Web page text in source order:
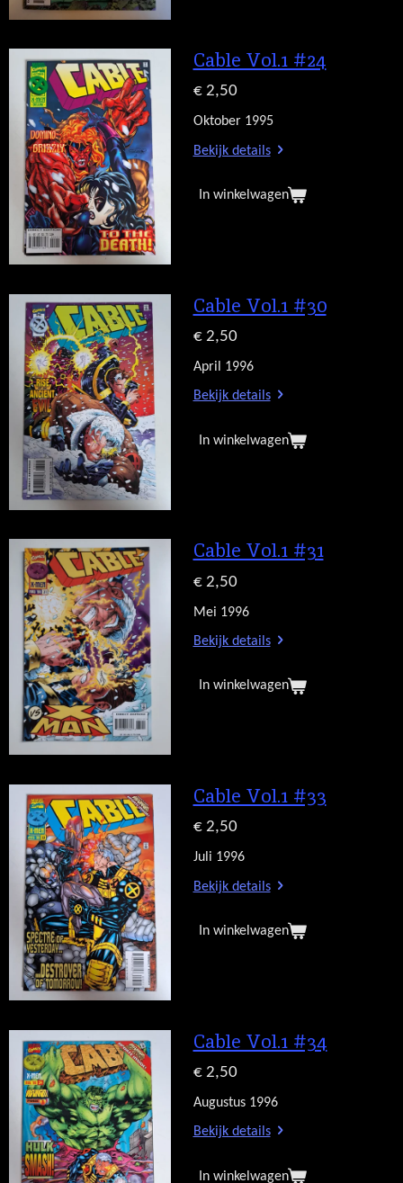
Cable Vol.1 #24
€ 2,50
Oktober 1995
Bekijk details
In winkelwagen
Cable Vol.1 #30
€ 2,50
April 1996
Bekijk details
In winkelwagen
Cable Vol.1 #31
€ 2,50
Mei 1996
Bekijk details
In winkelwagen
Cable Vol.1 #33
€ 2,50
Juli 1996
Bekijk details
In winkelwagen
Cable Vol.1 #34
€ 2,50
Augustus 1996
Bekijk details
In winkelwagen